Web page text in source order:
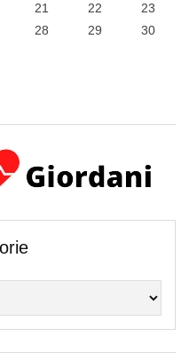
21 22
23
28 29
30